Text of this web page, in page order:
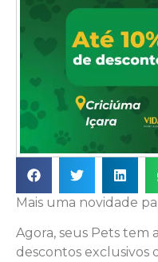
Mais uma novidade
Agora, seus Pets
descontos exclusivos